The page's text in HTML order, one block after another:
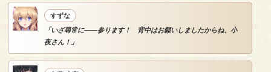
すずな
「いざ尋常に――参ります！ 背中はお願いしましたからね、小
夜さん！」